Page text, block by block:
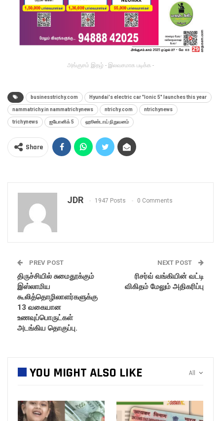
அங்குசம் இதழ் - இலவசமாக படிக்க -
businesstrichy.com Hyundai's electric car "Ionic 5" launches this year
nammatrichy.in nammatrichynews ntrichy.com ntrichynews
trichynews ஐயோனிக் 5 ஹூண்டாய் நிறுவனம்
Share
JDR 1947 Posts 0 Comments
PREV POST
திருச்சியில் சுமைதூக்கும்
இஸ்லாமிய
கூலித்தொழிலாளர்களுக்கு
13 வகையான
உணவுப்பொருட்கள்
அடங்கிய தொகுப்பு.
NEXT POST
ரிசர்வ் வங்கியின் வட்டி
விகிதம் மேலும் அதிகரிப்பு
All
YOU MIGHT ALSO LIKE